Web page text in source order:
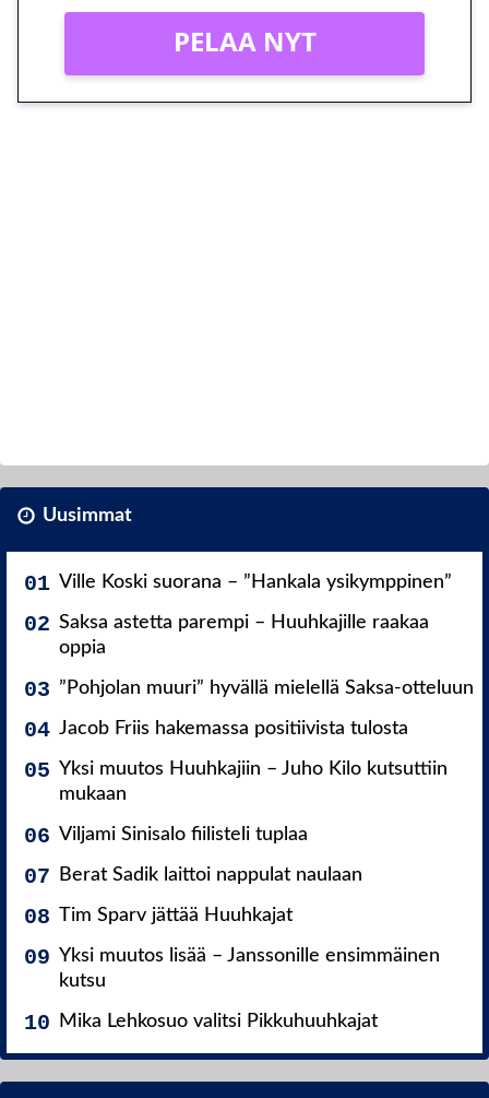
PELAA NYT
Uusimmat
Ville Koski suorana – ”Hankala ysikymppinen”
Saksa astetta parempi – Huuhkajille raakaa
oppia
”Pohjolan muuri” hyvällä mielellä Saksa-otteluun
Jacob Friis hakemassa positiivista tulosta
Yksi muutos Huuhkajiin – Juho Kilo kutsuttiin
mukaan
Viljami Sinisalo fiilisteli tuplaa
Berat Sadik laittoi nappulat naulaan
Tim Sparv jättää Huuhkajat
Yksi muutos lisää – Janssonille ensimmäinen
kutsu
Mika Lehkosuo valitsi Pikkuhuuhkajat